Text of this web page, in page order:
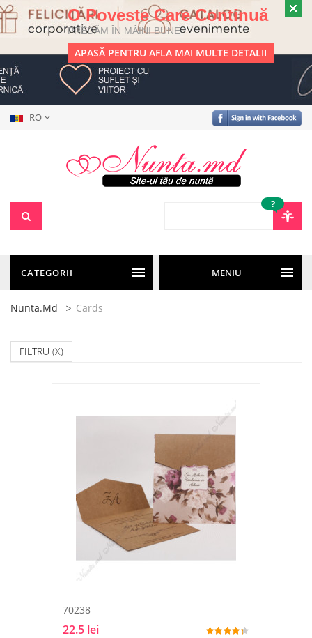
O Poveste Care Continuă
PREDĂM ÎN MÂINI BUNE
APASĂ PENTRU AFLA MAI MULTE DETALII
RO
?
CATEGORII MENIU
Nunta.md Cards
FILTRU (X)
70238
22.5 lei